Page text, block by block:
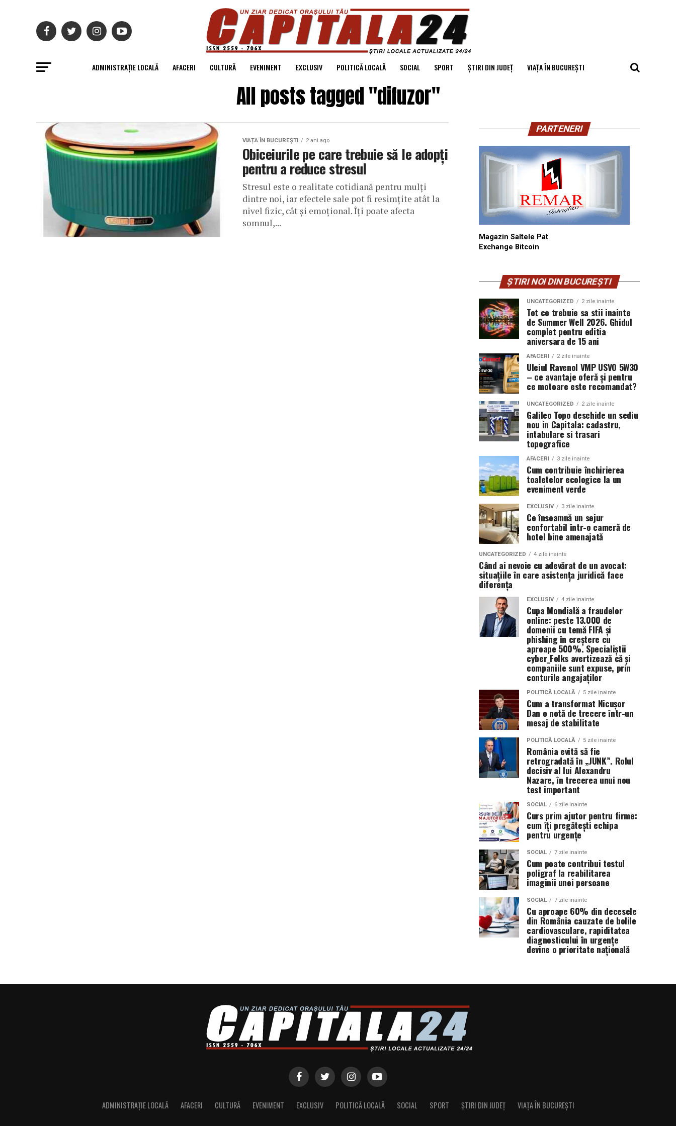
ADMINISTRAȚIE LOCALĂ AFACERI CULTURĂ EVENIMENT EXCLUSIV POLITICĂ LOCALĂ SOCIAL SPORT ȘTIRI DIN JUDEȚ VIAȚA ÎN BUCUREȘTI
All posts tagged "difuzor"
VIAȚA ÎN BUCUREȘTI 2 ani ago
Obiceiurile pe care trebuie să le adopți
pentru a reduce stresul
Stresul este o realitate cotidiană pentru mulți
dintre noi, iar efectele sale pot fi resimțite atât la
nivel fizic, cât și emoțional. Îți poate afecta
somnul,...
PARTENERI
Magazin Saltele Pat
Exchange Bitcoin
ȘTIRI NOI DIN BUCUREȘTI
UNCATEGORIZED 2 zile inainte
Tot ce trebuie sa stii inainte
de Summer Well 2026. Ghidul
complet pentru editia
aniversara de 15 ani
AFACERI 2 zile inainte
Uleiul Ravenol VMP USVO 5W30
– ce avantaje oferă și pentru
ce motoare este recomandat?
UNCATEGORIZED 2 zile inainte
Galileo Topo deschide un sediu
nou in Capitala: cadastru,
intabulare si trasari
topografice
AFACERI 3 zile inainte
Cum contribuie închirierea
toaletelor ecologice la un
eveniment verde
EXCLUSIV 3 zile inainte
Ce înseamnă un sejur
confortabil într-o cameră de
hotel bine amenajată
UNCATEGORIZED 4 zile inainte
Când ai nevoie cu adevărat de un avocat:
situațiile în care asistența juridică face
diferența
EXCLUSIV 4 zile inainte
Cupa Mondială a fraudelor
online: peste 13.000 de
domenii cu temă FIFA și
phishing în creștere cu
aproape 500%. Specialiștii
cyber_Folks avertizează că și
companiile sunt expuse, prin
conturile angajaților
POLITICĂ LOCALĂ 5 zile inainte
Cum a transformat Nicușor
Dan o notă de trecere într-un
mesaj de stabilitate
POLITICĂ LOCALĂ 5 zile inainte
România evită să fie
retrogradată în „JUNK”. Rolul
decisiv al lui Alexandru
Nazare, în trecerea unui nou
test important
SOCIAL 6 zile inainte
Curs prim ajutor pentru firme:
cum îți pregătești echipa
pentru urgențe
SOCIAL 7 zile inainte
Cum poate contribui testul
poligraf la reabilitarea
imaginii unei persoane
SOCIAL 7 zile inainte
Cu aproape 60% din decesele
din România cauzate de bolile
cardiovasculare, rapiditatea
diagnosticului în urgențe
devine o prioritate națională
ADMINISTRAȚIE LOCALĂ AFACERI CULTURĂ EVENIMENT EXCLUSIV POLITICĂ LOCALĂ SOCIAL SPORT ȘTIRI DIN JUDEȚ VIAȚA ÎN BUCUREȘTI